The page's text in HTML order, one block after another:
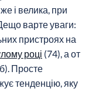
і велика, при
варте уваги:
пристроях на
році (74), а от
Просте
тенденцію, яку